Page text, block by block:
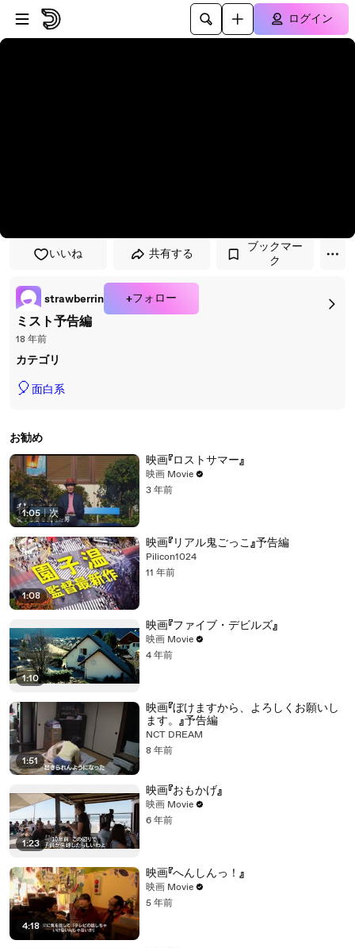
プレイヤーにスキップ
メインコンテンツにスキップ
ログイン
いいね 共有する
ブックマー
ク
strawberrin +フォロー
ミスト予告編
18 年前
カテゴリ
🎈面白系
お勧め
1:05 | 次
映画『ロストサマー』
映画 Movie
3 年前
1:08
映画『リアル鬼ごっこ』予告編
Pilicon1024
11 年前
1:10
映画『ファイブ・デビルズ』
映画 Movie
4 年前
1:51
映画『ぼけますから、よろしくお願いし
ます。』予告編
NCT DREAM
8 年前
1:23
映画『おもかげ』
映画 Movie
6 年前
4:18
映画『へんしんっ！』
映画 Movie
5 年前